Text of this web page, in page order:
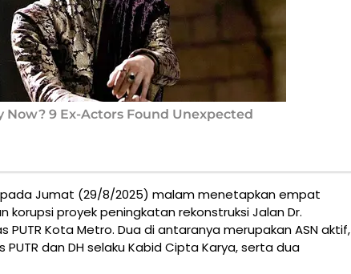
pada Jumat (29/8/2025) malam menetapkan empat
korupsi proyek peningkatan rekonstruksi Jalan Dr.
PUTR Kota Metro. Dua di antaranya merupakan ASN aktif,
PUTR dan DH selaku Kabid Cipta Karya, serta dua